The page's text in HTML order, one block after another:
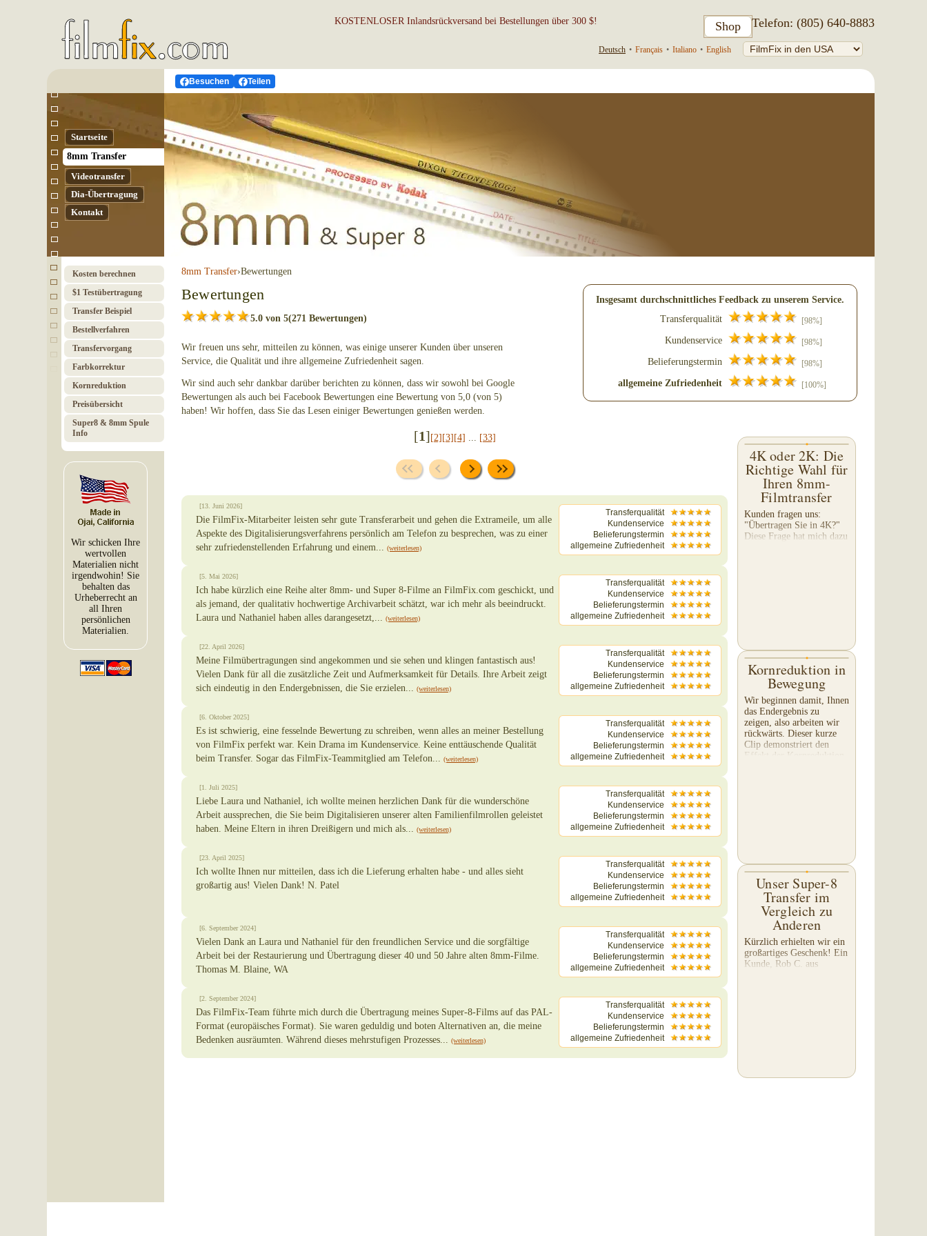
KOSTENLOSER Inlandsrückversand bei Bestellungen über 300 $! Shop Telefon: (805) 640-8883
Deutsch • Français • Italiano • English
Besuchen Teilen
Startseite
8mm Transfer
Video­transfer
Dia-Übertragung
Kontakt
Kosten berechnen
$1 Test­über­tragung
Transfer Beispiel
Bestell­verfahren
Transfer­vorgang
Farb­korrektur
Korn­re­duktion
Preis­über­sicht
Super8 & 8mm Spule
Info
Wir schicken Ihre
wertvollen
Materialien nicht
irgendwohin! Sie
behalten das
Urheberrecht an
all Ihren
persönlichen
Materialien.
8mm Transfer›Bewertungen
Bewertungen
5.0 von 5(271 Bewertungen)
Wir freuen uns sehr, mitteilen zu können, was einige unserer Kunden über unseren
Service, die Qualität und ihre allgemeine Zufriedenheit sagen.
Wir sind auch sehr dankbar darüber berichten zu können, dass wir sowohl bei Google
Bewertungen als auch bei Facebook Bewertungen eine Bewertung von 5,0 (von 5)
haben! Wir hoffen, dass Sie das Lesen einiger Bewertungen genießen werden.
Insgesamt durchschnittliches Feedback zu unserem Service.
Transferqualität
[98%]
Kundenservice [98%]
Belieferungstermin [98%]
allgemeine Zufriedenheit [100%]
[1] [2] [3] [4] ... [33]
Transferqualität
Kundenservice
Belieferungstermin
allgemeine Zufriedenheit
[13. Juni 2026]
Die FilmFix-Mitarbeiter leisten sehr gute Transferarbeit und gehen die Extrameile, um alle
Aspekte des Digitalisierungsverfahrens persönlich am Telefon zu besprechen, was zu einer
sehr zufriedenstellenden Erfahrung und einem... (weiterlesen)
Transferqualität
Kundenservice
Belieferungstermin
allgemeine Zufriedenheit
[5. Mai 2026]
Ich habe kürzlich eine Reihe alter 8mm- und Super 8-Filme an FilmFix.com geschickt, und
als jemand, der qualitativ hochwertige Archivarbeit schätzt, war ich mehr als beeindruckt.
Laura und Nathaniel haben alles darangesetzt,... (weiterlesen)
Transferqualität
Kundenservice
Belieferungstermin
allgemeine Zufriedenheit
[22. April 2026]
Meine Filmübertragungen sind angekommen und sie sehen und klingen fantastisch aus!
Vielen Dank für all die zusätzliche Zeit und Aufmerksamkeit für Details. Ihre Arbeit zeigt
sich eindeutig in den Endergebnissen, die Sie erzielen... (weiterlesen)
Transferqualität
Kundenservice
Belieferungstermin
allgemeine Zufriedenheit
[6. Oktober 2025]
Es ist schwierig, eine fesselnde Bewertung zu schreiben, wenn alles an meiner Bestellung
von FilmFix perfekt war. Kein Drama im Kundenservice. Keine enttäuschende Qualität
beim Transfer. Sogar das FilmFix-Teammitglied am Telefon... (weiterlesen)
Transferqualität
Kundenservice
Belieferungstermin
allgemeine Zufriedenheit
[1. Juli 2025]
Liebe Laura und Nathaniel, ich wollte meinen herzlichen Dank für die wunderschöne
Arbeit aussprechen, die Sie beim Digitalisieren unserer alten Familienfilmrollen geleistet
haben. Meine Eltern in ihren Dreißigern und mich als... (weiterlesen)
Transferqualität
Kundenservice
Belieferungstermin
allgemeine Zufriedenheit
[23. April 2025]
Ich wollte Ihnen nur mitteilen, dass ich die Lieferung erhalten habe - und alles sieht
großartig aus! Vielen Dank! N. Patel
Transferqualität
Kundenservice
Belieferungstermin
allgemeine Zufriedenheit
[6. September 2024]
Vielen Dank an Laura und Nathaniel für den freundlichen Service und die sorgfältige
Arbeit bei der Restaurierung und Übertragung dieser 40 und 50 Jahre alten 8mm-Filme.
Thomas M. Blaine, WA
Transferqualität
Kundenservice
Belieferungstermin
allgemeine Zufriedenheit
[2. September 2024]
Das FilmFix-Team führte mich durch die Übertragung meines Super-8-Films auf das PAL-
Format (europäisches Format). Sie waren geduldig und boten Alternativen an, die meine
Bedenken ausräumten. Während dieses mehrstufigen Prozesses... (weiterlesen)
4K oder 2K: Die
Richtige Wahl für
Ihren 8mm-
Filmtransfer
Kunden fragen uns:
"Übertragen Sie in 4K?"
Diese Frage hat mich dazu
Kornreduktion in
Bewegung
Wir beginnen damit, Ihnen
das Endergebnis zu
zeigen, also arbeiten wir
rückwärts. Dieser kurze
Clip demonstriert den
Effekt der Kornreduktion
Unser Super-8
Transfer im
Vergleich zu
Anderen
Kürzlich erhielten wir ein
großartiges Geschenk! Ein
Kunde, Rob C. aus